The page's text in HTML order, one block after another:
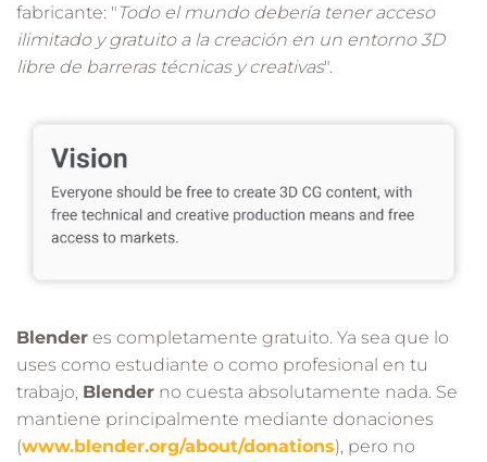
fabricante: " Todo el mundo debería tener acceso
ilimitado y gratuito a la creación en un entorno 3D
libre de barreras técnicas y creativas".
Blender es completamente gratuito. Ya sea que lo
uses como estudiante o como profesional en tu
trabajo, Blender no cuesta absolutamente nada. Se
mantiene principalmente mediante donaciones
(www.blender.org/about/donations), pero no